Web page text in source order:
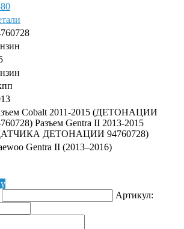
Cobalt 2011-2015 (ДЕТОНАЦИИ
Разъем Gentra II 2013-2015
ДЕТОНАЦИИ 94760728)
Gentra II (2013–2016)
Артикул: